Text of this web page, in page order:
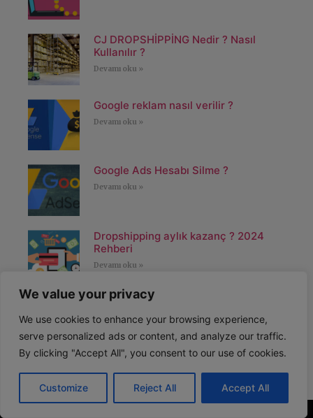
We value your privacy
We use cookies to enhance your browsing experience,
serve personalized ads or content, and analyze our traffic.
By clicking "Accept All", you consent to our use of cookies.
Customize Reject All Accept All
CJ DROPSHİPPİNG Nedir ? Nasıl
Kullanılır ?
Devamı oku »
Google reklam nasıl verilir ?
Devamı oku »
Google Ads Hesabı Silme ?
Devamı oku »
Dropshipping aylık kazanç ? 2024
Rehberi
Devamı oku »
EBay’de Dropshipping: nedir ve nasıl
yapılır?
Devamı oku »
Shopify'ı 3 AY İÇİN Ücretsiz
Deneyin